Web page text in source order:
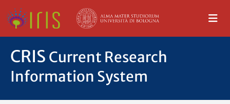
CRIS Current Research
Information System